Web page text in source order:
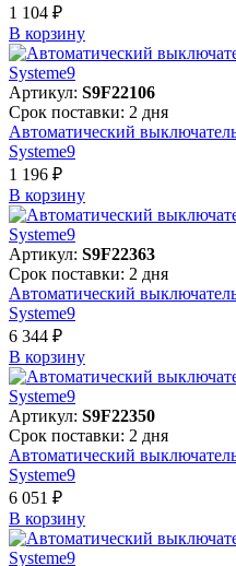
1 104 ₽
В корзинy
Артикул: S9F22106
Срок поставки: 2 дня
Автоматический
Systeme9
1 196 ₽
В корзинy
Артикул: S9F22363
Срок поставки: 2 дня
Автоматический
Systeme9
6 344 ₽
В корзинy
Артикул: S9F22350
Срок поставки: 2 дня
Автоматический
Systeme9
6 051 ₽
В корзинy